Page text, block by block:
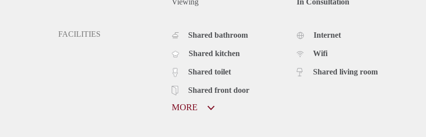
FACILITIES Shared bathroom
Shared kitchen
Shared toilet
Shared front door
Internet
Wifi
Shared living room
MORE